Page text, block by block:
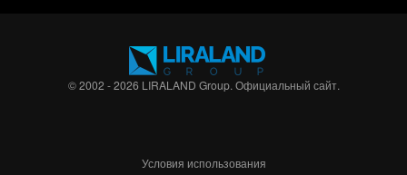
© 2002 - 2026 LIRALAND Group. Официальный сайт.
Условия использования